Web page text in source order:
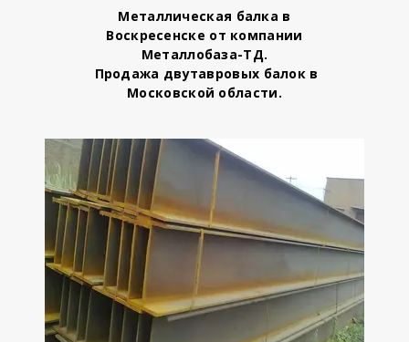
Металлическая балка в
Воскресенске от компании
Металлобаза-ТД.
Продажа двутавровых балок в
Московской области.